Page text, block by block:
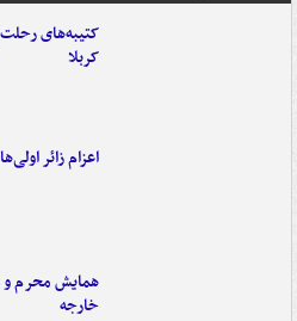
کتیبه‌های
کربلا
اعزام زائر
همایش محرم و
خارجه